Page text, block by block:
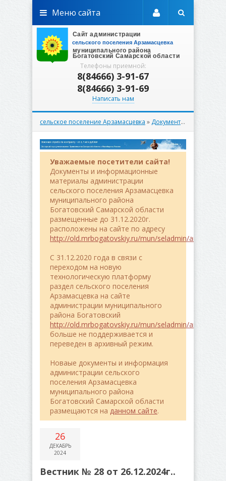
Телефоны приемной:
8(84666) 3-91-67
8(84666) 3-91-69
Написать нам
Меню сайта
сельское поселение Арзамасцевка » Документы
Уважаемые посетители сайта!
Документы и информационные
материалы администрации
сельского поселения Арзамасцевка
муниципального района
Богатовский Самарской области
размещенные до 31.12.2020г.
расположены на сайте по адресу
http://old.mrbogatovskiy.ru/mun/seladmin/
C 31.12.2020 года в связи с
переходом на новую
технологическую платформу
раздел сельского поселения
Арзамасцевка на сайте
администрации муниципального
района Богатовский
http://old.mrbogatovskiy.ru/mun/seladmin/
больше не поддерживается и
переведен в архивный режим.
Новаые документы и информация
администрации сельского
поселения Арзамасцевка
муниципального района
Богатовский Самарской области
размещаются на данном сайте.
26
ДЕКАБРЬ
2024
Вестник № 28 от 26.12.2024г..